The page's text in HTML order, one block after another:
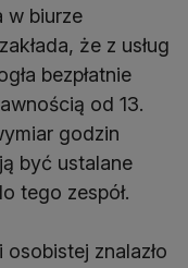
w biurze
że z usług
bezpłatnie
od 13.
godzin
być ustalane
tego zespół.
znalazło